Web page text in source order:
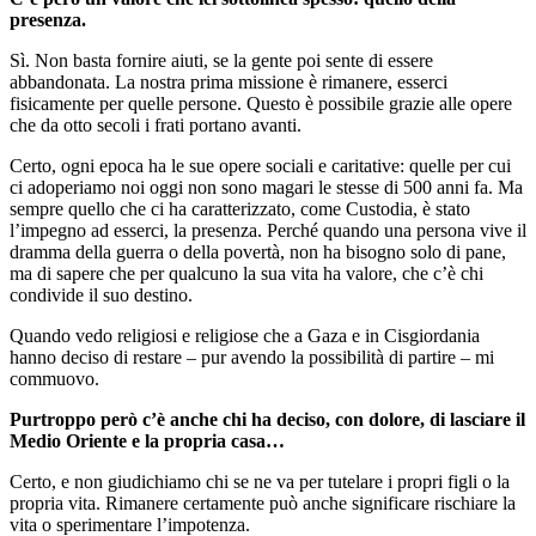
presenza.
Sì. Non basta fornire aiuti, se la gente poi sente di essere
abbandonata. La nostra prima missione è rimanere, esserci
fisicamente per quelle persone. Questo è possibile grazie alle opere
che da otto secoli i frati portano avanti.
Certo, ogni epoca ha le sue opere sociali e caritative: quelle per cui
ci adoperiamo noi oggi non sono magari le stesse di 500 anni fa. Ma
sempre quello che ci ha caratterizzato, come Custodia, è stato
l’impegno ad esserci, la presenza. Perché quando una persona vive il
dramma della guerra o della povertà, non ha bisogno solo di pane,
ma di sapere che per qualcuno la sua vita ha valore, che c’è chi
condivide il suo destino.
Quando vedo religiosi e religiose che a Gaza e in Cisgiordania
hanno deciso di restare – pur avendo la possibilità di partire – mi
commuovo.
Purtroppo però c’è anche chi ha deciso, con dolore, di lasciare il
Medio Oriente e la propria casa…
Certo, e non giudichiamo chi se ne va per tutelare i propri figli o la
propria vita. Rimanere certamente può anche significare rischiare la
vita o sperimentare l’impotenza.